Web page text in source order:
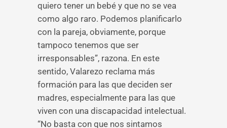
quiero tener un bebé y que no se vea
como algo raro. Podemos planificarlo
con la pareja, obviamente, porque
tampoco tenemos que ser
irresponsables”, razona. En este
sentido, Valarezo reclama más
formación para las que deciden ser
madres, especialmente para las que
viven con una discapacidad intelectual.
“No basta con que nos sintamos